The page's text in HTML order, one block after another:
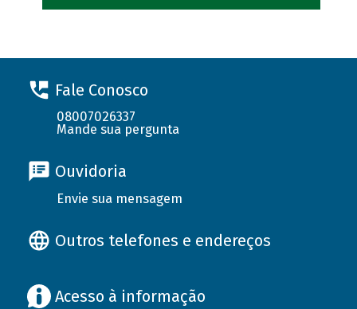
Fale Conosco
08007026337
Mande sua pergunta
Ouvidoria
Envie sua mensagem
Outros telefones e endereços
Acesso à informação